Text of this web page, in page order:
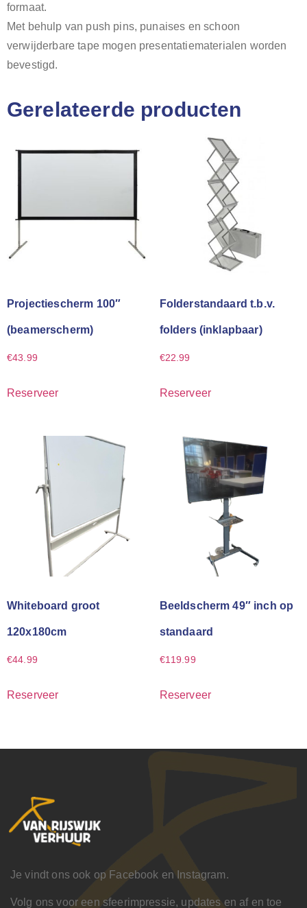
formaat.
Met behulp van push pins, punaises en schoon
verwijderbare tape mogen presentatiematerialen worden
bevestigd.
Gerelateerde producten
Projectiescherm 100″
(beamerscherm)
€43.99
Reserveer
Folderstandaard t.b.v.
folders (inklapbaar)
€22.99
Reserveer
Whiteboard groot
120x180cm
€44.99
Reserveer
Beeldscherm 49″ inch op
standaard
€119.99
Reserveer
Je vindt ons ook op Facebook en Instagram.
Volg ons voor een sfeerimpressie, updates en af en toe